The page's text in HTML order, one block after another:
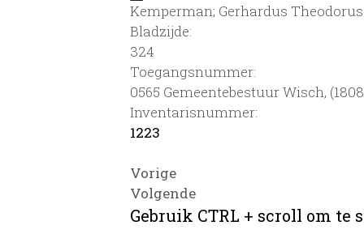
Kemperman; Gerhardus
Bladzijde:
324
Toegangsnummer:
0565 Gemeentebestuur Wisch,
Inventarisnummer:
1223
Vorige
Volgende
Gebruik CTRL + scroll om te